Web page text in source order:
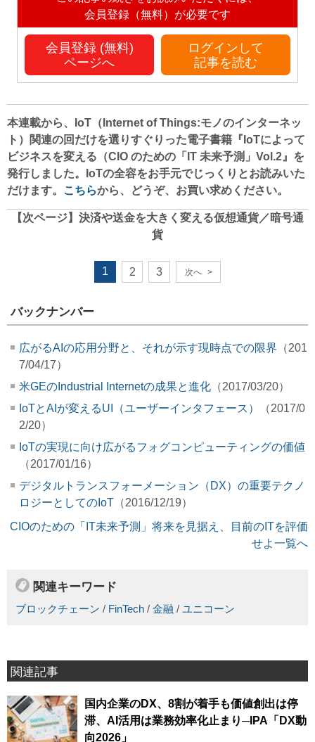
会員登録（無料）が必要です
会員登録 (無料)
ページへ
ログインして
記事を読む
本連載から、IoT（Internet of Things:モノのインターネッ
ト）関連の回だけを選りすぐりった電子書籍『 IoTによって
ビジネスを変える（CIO のための「IT 未来予測」Vol.2 』 を
発行しました。IoTの全容をお手元でじっくりとお読みいた
だけます。
こちらから、どうぞ、お買い求めください。
【次ページ】 決済や送金を大きく変える仮想通貨／暗号通
貨
1 2 3 次へ >
バックナンバー
広がるAIの応用分野と、それが示す現時点での限界 （201
7/04/17）
米GEのIndustrial Internetの成果と進化 （2017/03/20）
IoTとAIが変えるUI（ユーザーインタフェース）
（2017/0
2/20）
IoTの実現に向け広がるフォグコンピューティングの価値
（2017/01/16）
デジタルトランスフォーメーション（DX）の重要テクノ
ロジーとしてのIoT （2016/12/19）
CIOのための「IT未来予測」将来を見据え、目前のITを評価
せよ一覧へ
関連キーワード
ブロックチェーン / FinTech / 金融 / ユニコーン
関連記事
国内企業のDX、8割が着手も価値創出は停
滞、AI活用は業務効率化止まり─IPA「DX動
向2026」